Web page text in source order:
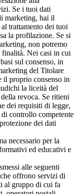
Se i tuoi dati
marketing, hai il
trattamento dei tuoi
la profilazione. Se si
non potremo
finalità. Nei casi in cui
sul consenso, in
del Titolare
il proprio consenso in
la liceità del
revoca. Se ritieni
dei requisiti di legge,
controllo competente
dei dati
necessario per la
ed educativi e
alle seguenti
offrono servizi di
al gruppo di cui fa